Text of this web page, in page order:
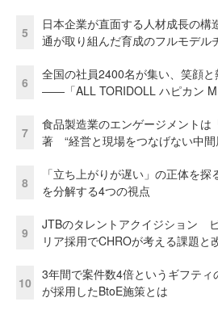
5
日本企業が直面する人材成長の
通が取り組んだ育成のフルモデル
6
全国の社員2400名が集い、笑顔
――「ALL TORIDOLL ハピカン
7
食品製造業のエンゲージメントは
著 “経営と現場をつなげない中間
8
「立ち上がりが遅い」の正体を
を分解する4つの視点
9
JTBのタレントアクイジション
リア採用でCHROが考える課題と
10
3年間で案件数4倍というギフテ
が採用したBtoE施策とは